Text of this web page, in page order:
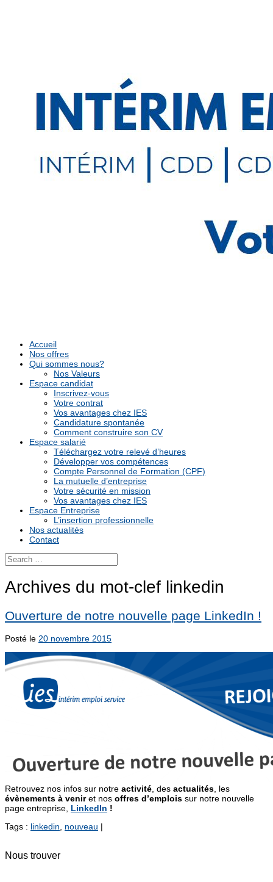
Accueil
Nos offres
Qui sommes nous?
Nos Valeurs
Espace candidat
Inscrivez-vous
Votre contrat
Vos avantages chez IES
Candidature spontanée
Comment construire son CV
Espace salarié
Téléchargez votre relevé d’heures
Développer vos compétences
Compte Personnel de Formation (CPF)
La mutuelle d’entreprise
Votre sécurité en mission
Vos avantages chez IES
Espace Entreprise
L’insertion professionnelle
Nos actualités
Contact
Archives du mot-clef linkedin
Ouverture de notre nouvelle page LinkedIn !
Posté le 20 novembre 2015
Retrouvez nos infos sur notre activité , des actualités , les
évènements à veniret nos offres d’emplois sur notre nouvelle
page entreprise, LinkedIn !
Tags : linkedin nouveau |
Nous trouver